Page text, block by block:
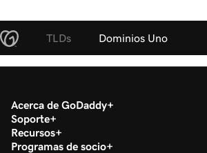
TLDs Dominios Uno
Acerca de GoDaddy
Soporte
Recursos
Programas de socio